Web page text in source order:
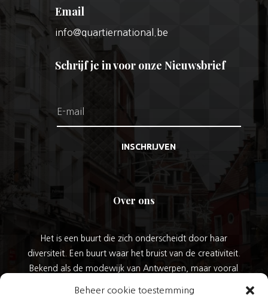
Beheer cookie toestemming
Email
info@quartiernational.be
Schrijf je in voor onze Nieuwsbrief
INSCHRIJVEN
Over ons
Het is een buurt die zich onderscheidt door haar
diversiteit. Een buurt waar het bruist van de creativiteit.
Bekend als de modewijk van Antwerpen, maar vooral